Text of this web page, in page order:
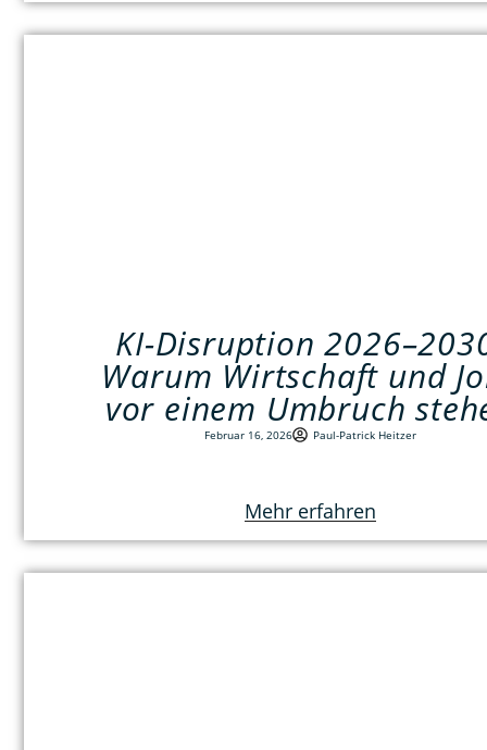
KI-Disruption
Warum Wirtschaft und
vor einem Umbruch
Februar 16, 2026 Paul-Patrick Heitzer
Mehr erfahren